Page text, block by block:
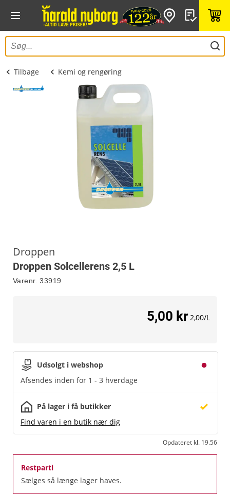
Tilbage Kemi og rengøring
Droppen
Droppen Solcellerens 2,5 L
Varenr. 33919
Udsolgt i webshop
Afsendes inden for 1 - 3 hverdage
På lager i få butikker
Find varen i en butik nær dig
Opdateret kl. 19.56
Restparti
Sælges så længe lager haves.
5,00 kr 2,00/L